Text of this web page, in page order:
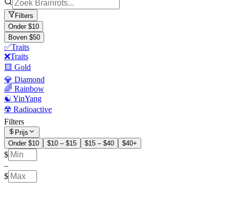
Filters
Onder $10
Boven $50
✅Traits
❌Traits
🟨 Gold
💎 Diamond
🌈 Rainbow
☯️ YinYang
☢️ Radioactive
Filters
Prijs
Onder $10
$10 – $15 $15 – $40 $40+
$
–
$